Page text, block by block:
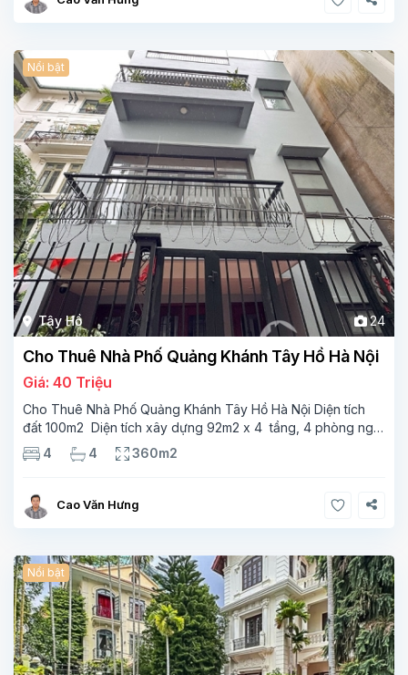
Tây Hồ 24
Nổi bật
Cho Thuê Nhà Phố Quảng Khánh Tây Hồ Hà Nội
Giá: 40 Triệu
Cho Thuê Nhà Phố Quảng Khánh Tây Hồ Hà Nội Diện tích
đất 100m2 Diện tích xây dựng 92m2 x 4 tầng, 4 phòng ngủ
3 phòng tắm Tầng 1 – phòng bếp-1wc Tầng 2– phòng khách
, 1 phòng ngủ,1 phòng tắm Tầng 3- 2
4 4 360m2
Cao Văn Hưng
Nổi bật